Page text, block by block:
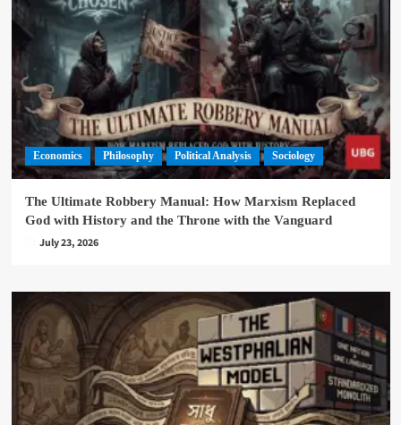
Economics Philosophy Political Analysis Sociology
The Ultimate Robbery Manual: How Marxism Replaced
God with History and the Throne with the Vanguard
July 23, 2026